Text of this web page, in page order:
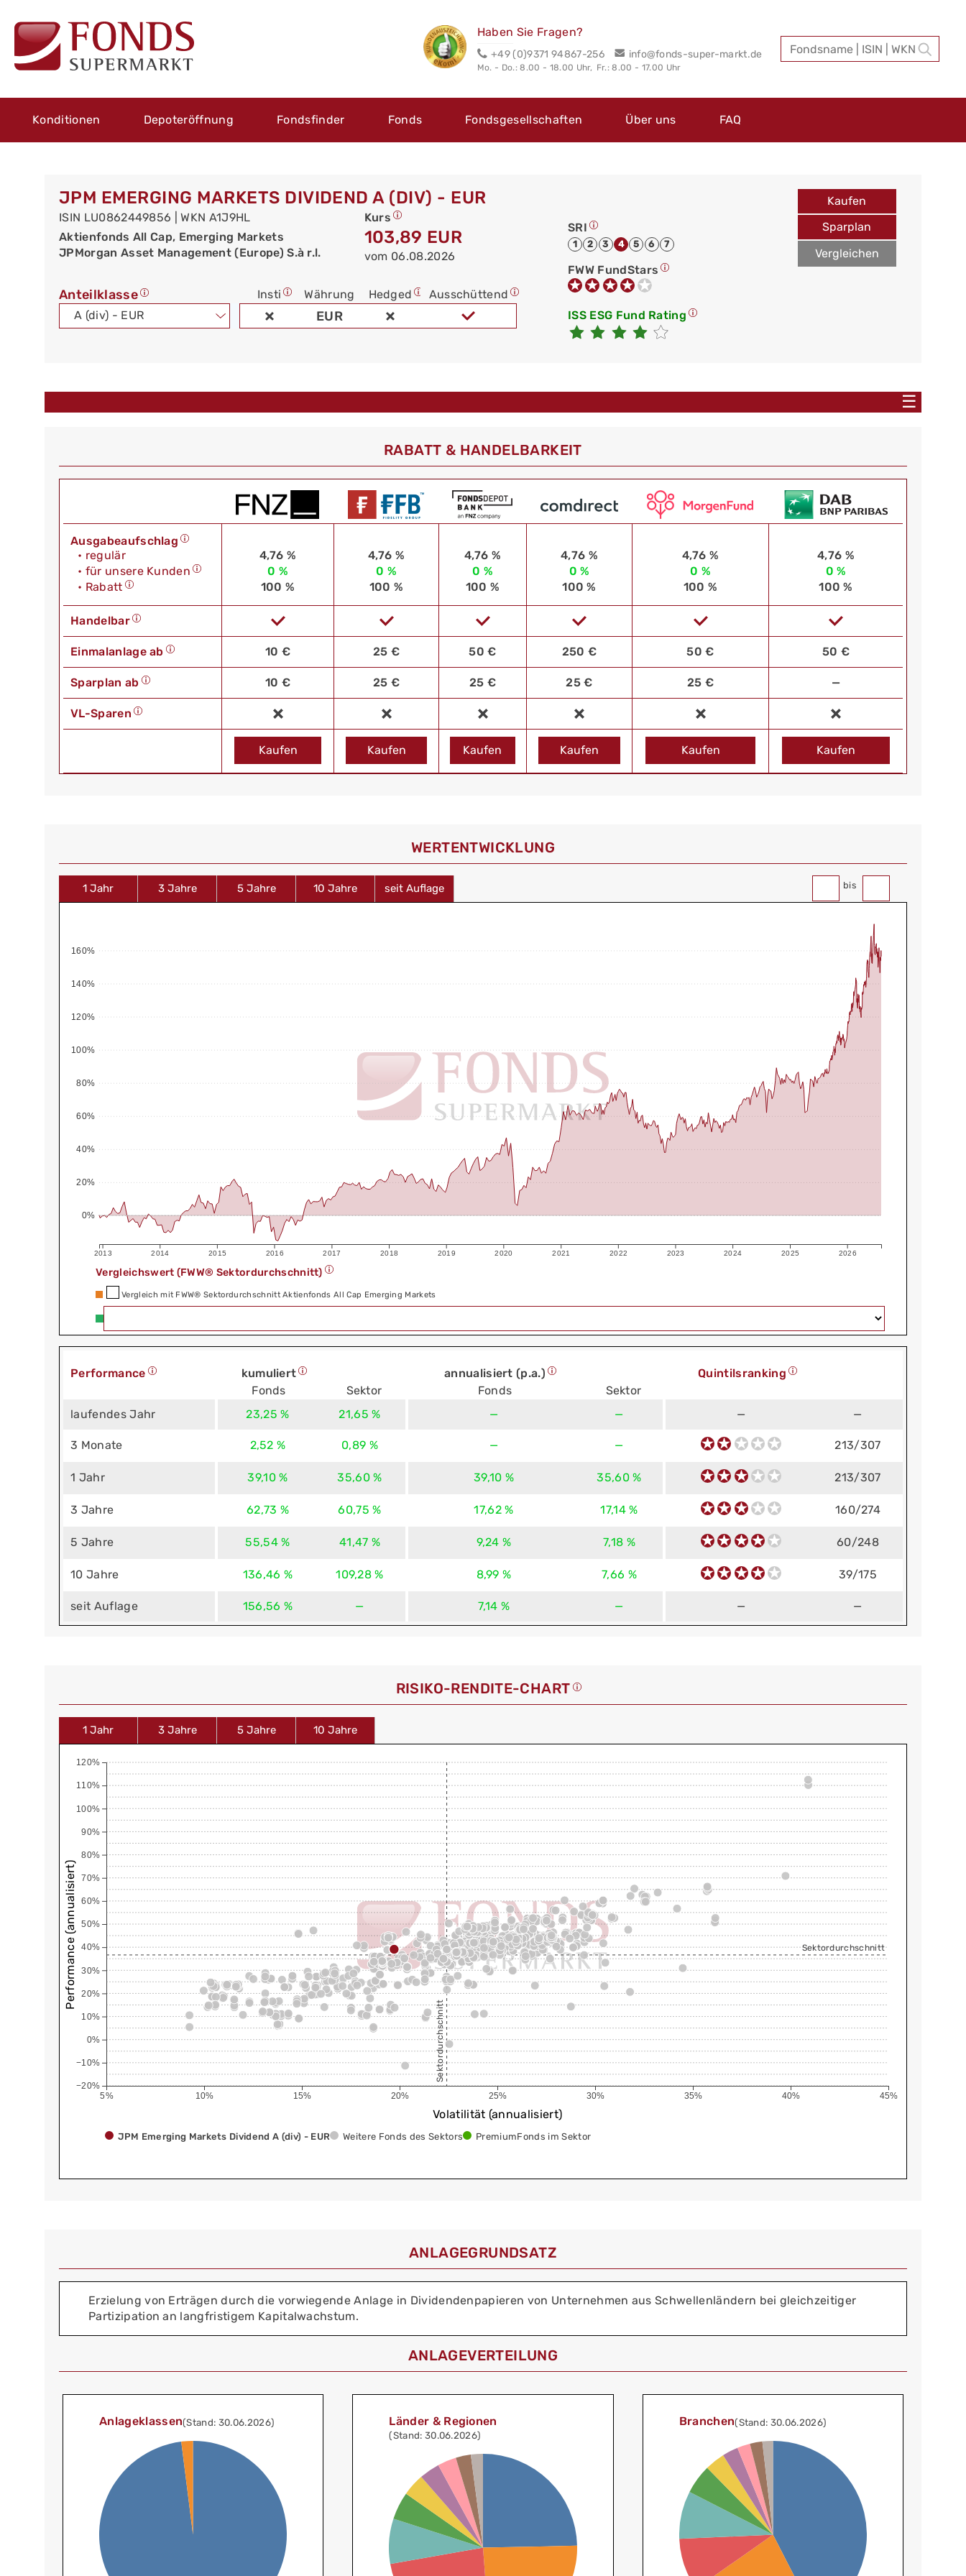
Haben Sie Fragen?
+49 (0)9371 94867-256 info@fonds-super-markt.de
Mo. - Do.: 8.00 - 18.00 Uhr, Fr.: 8.00 - 17.00 Uhr
Konditionen Depoteröffnung Fondsfinder Fonds Fondsgesellschaften Über uns FAQ
JPM EMERGING MARKETS DIVIDEND A (DIV) - EUR
ISIN LU0862449856 | WKN A1J9HL
Aktienfonds All Cap, Emerging Markets
JPMorgan Asset Management (Europe) S.à r.l.
Kurs
103,89 EUR
vom 06.08.2026
Anteilklasse Insti Währung Hedged
Ausschüttend
A (div) - EUR
EUR
SRI
1 2 3 4 5 6 7
FWW FundStars
ISS ESG Fund Rating
Kaufen
Sparplan
Vergleichen
☰
RABATT & HANDELBARKEIT
Ausgabeaufschlag
• regulär
4,76 % 4,76 % 4,76 % 4,76 % 4,76 %
4,76 %
• für unsere Kunden
0 % 0 % 0 % 0 % 0 %
0 %
• Rabatt
100 % 100 % 100 % 100 % 100 % 100 %
Handelbar
Einmalanlage ab 10 € 25 € 50 € 250 € 50 € 50 €
Sparplan ab 10 € 25 € 25 € 25 € 25 € —
VL-Sparen
Kaufen Kaufen Kaufen Kaufen Kaufen Kaufen
WERT­ENTWICKLUNG
1 Jahr 3 Jahre 5 Jahre 10 Jahre seit Auflage bis
2013 2014 2015 2016 2017 2018 2019 2020 2021 2022 2023 2024 2025 2026
0%
20%
40%
60%
80%
100%
120%
140%
160%
Vergleichswert (FWW® Sektordurchschnitt)
Vergleich mit FWW® Sektordurchschnitt Aktienfonds All Cap Emerging Markets
Performance
kumuliert
Fonds
Sektor
annualisiert (p.a.)
Fonds
Sektor
Quintilsranking
laufendes Jahr 23,25 % 21,65 % — — — —
3 Monate 2,52 % 0,89 % — — 213/307
1 Jahr 39,10 % 35,60 % 39,10 % 35,60 % 213/307
3 Jahre 62,73 % 60,75 % 17,62 % 17,14 % 160/274
5 Jahre 55,54 % 41,47 % 9,24 % 7,18 % 60/248
10 Jahre 136,46 % 109,28 % 8,99 % 7,66 % 39/175
seit Auflage 156,56 % — 7,14 % — — —
RISIKO-RENDITE-CHART
1 Jahr 3 Jahre 5 Jahre 10 Jahre
5% 10% 15% 20% 25% 30% 35% 40% 45%
−20%
−10%
0%
10%
20%
30%
40%
50%
60%
70%
80%
90%
100%
110%
120%
Sektordurchschnitt
Sektordurchschnitt
Volatilität (annualisiert)
Performance (annualisiert)
JPM Emerging Markets Dividend A (div) - EUR Weitere Fonds des Sektors PremiumFonds im Sektor
ANLAGEGRUNDSATZ
Erzielung von Erträgen durch die vorwiegende Anlage in Dividendenpapieren von Unternehmen aus Schwellenländern bei gleichzeitiger
Partizipation an langfristigem Kapitalwachstum.
ANLAGEVERTEILUNG
Anlageklassen(Stand: 30.06.2026) Länder & Regionen
(Stand: 30.06.2026)
Branchen(Stand: 30.06.2026)